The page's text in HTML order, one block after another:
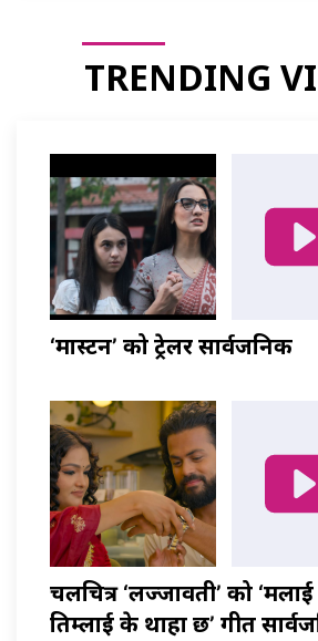
TRENDING
‘मास्टर्नी’ को ट्रेलर सार्वजनिक
चलचित्र ‘लज्जावती’ को
तिम्लाई के थाहा छ’ गीत